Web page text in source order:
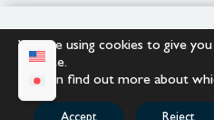
+1.866.652.9866
Copyright ©
We are using cookies to give
website.
You can find out more about